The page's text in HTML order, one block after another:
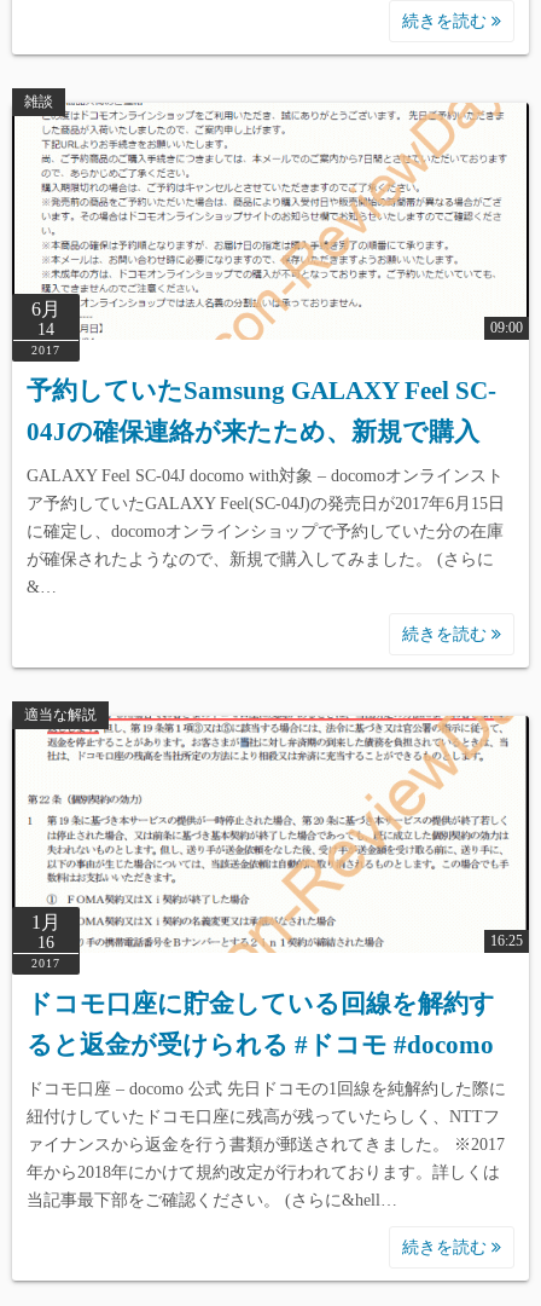
続きを読む
雑談
6月
14
2017
09:00
予約していたSamsung GALAXY Feel SC-
04Jの確保連絡が来たため、新規で購入
GALAXY Feel SC-04J docomo with対象 – docomoオンラインスト
ア予約していたGALAXY Feel(SC-04J)の発売日が2017年6月15日
に確定し、docomoオンラインショップで予約していた分の在庫
が確保されたようなので、新規で購入してみました。 (さらに
&…
続きを読む
適当な解説
1月
16
2017
16:25
ドコモ口座に貯金している回線を解約す
ると返金が受けられる #ドコモ #docomo
ドコモ口座 – docomo 公式 先日ドコモの1回線を純解約した際に
紐付けしていたドコモ口座に残高が残っていたらしく、NTTフ
ァイナンスから返金を行う書類が郵送されてきました。 ※2017
年から2018年にかけて規約改定が行われております。詳しくは
当記事最下部をご確認ください。 (さらに&hell…
続きを読む